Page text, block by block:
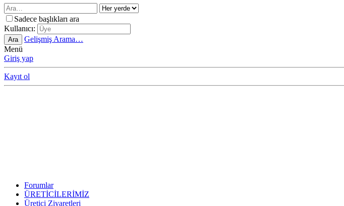
Sadece başlıkları ara
Kullanıcı:
Ara
Gelişmiş Arama…
Menü
Giriş yap
Kayıt ol
Forumlar
ÜRETİCİLERİMİZ
Üretici Ziyaretleri